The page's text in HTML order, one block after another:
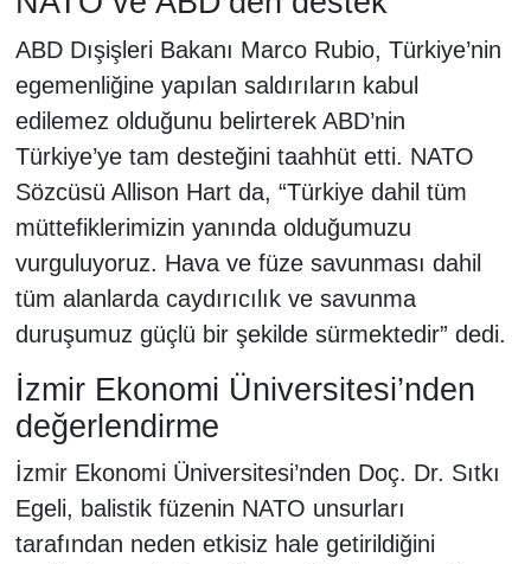
ABD Dışişleri Bakanı Marco Rubio, Türkiye’nin
egemenliğine yapılan saldırıların kabul
edilemez olduğunu belirterek ABD’nin
Türkiye’ye tam desteğini taahhüt etti. NATO
Sözcüsü Allison Hart da, “Türkiye dahil tüm
müttefiklerimizin yanında olduğumuzu
vurguluyoruz. Hava ve füze savunması dahil
tüm alanlarda caydırıcılık ve savunma
duruşumuz güçlü bir şekilde sürmektedir” dedi.
İzmir Ekonomi Üniversitesi’nden
değerlendirme
İzmir Ekonomi Üniversitesi’nden Doç. Dr. Sıtkı
Egeli, balistik füzenin NATO unsurları
tarafından neden etkisiz hale getirildiğini